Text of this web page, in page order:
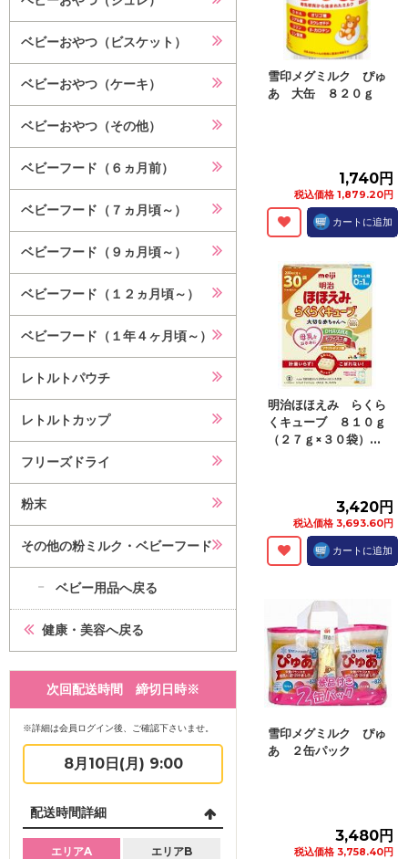
ベビーおやつ（ビスケット）
ベビーおやつ（ケーキ）
ベビーおやつ（その他）
ベビーフード（６ヵ月前）
ベビーフード（７ヵ月頃～）
ベビーフード（９ヵ月頃～）
ベビーフード（１２ヵ月頃～）
ベビーフード（１年４ヶ月頃～）
レトルトパウチ
レトルトカップ
フリーズドライ
粉末
その他の粉ミルク・ベビーフード
ベビー用品へ戻る
健康・美容へ戻る
次回配送時間 締切日時※
※詳細は会員ログイン後、ご確認下さいませ。
8月10日(月) 9:00
配送時間詳細
エリアA エリアB
雪印メグミルク ぴゅ
あ 大缶 ８２０ｇ
1,740円
税込価格 1,879.20円
カートに追加
明治ほほえみ らくら
くキューブ ８１０ｇ
（２７ｇ×３０袋）...
3,420円
税込価格 3,693.60円
カートに追加
雪印メグミルク ぴゅ
あ ２缶パック
3,480円
税込価格 3,758.40円